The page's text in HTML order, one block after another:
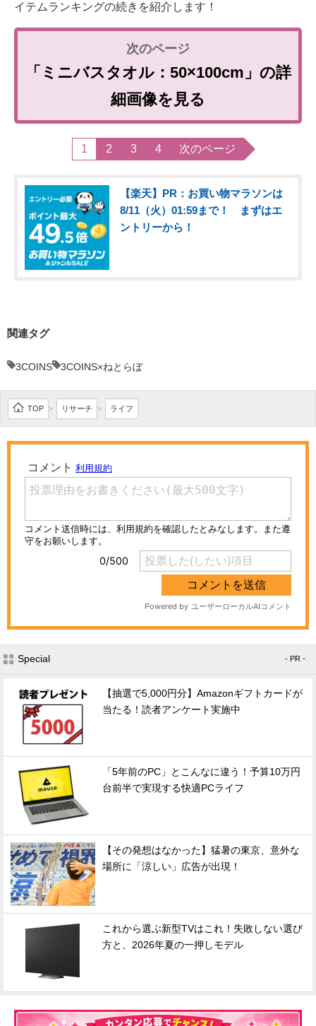
イテムランキングの続きを紹介します！
「ミニバスタオル：50×100cm」の詳
細画像を見る
1 2 3 4 次のページ
【楽天】PR：お買い物マラソンは
8/11（火）01:59まで！ まずはエ
ントリーから！
関連タグ
3COINS 3COINS×ねとらぼ
TOP > リサーチ > ライフ
Special - PR -
【抽選で5,000円分】Amazonギフトカードが
当たる！読者アンケート実施中
「5年前のPC」とこんなに違う！予算10万円
台前半で実現する快適PCライフ
【その発想はなかった】猛暑の東京、意外な
場所に「涼しい」広告が出現！
これから選ぶ新型TVはこれ！失敗しない選び
方と、2026年夏の一押しモデル